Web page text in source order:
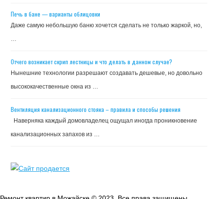
Печь в бане — варианты облицовки
Даже самую небольшую баню хочется сделать не только жаркой, но,
…
Отчего возникает скрип лестницы и что делать в данном случае?
Нынешние технологии разрешают создавать дешевые, но довольно
высококачественные окна из …
Вентиляция канализационного стояка – правила и способы решения
Наверняка каждый домовладелец ощущал иногда проникновение
канализационных запахов из …